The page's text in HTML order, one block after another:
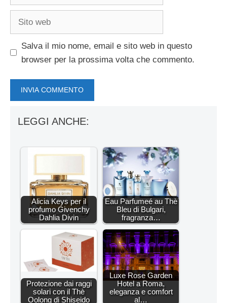
Salva il mio nome, email e sito web in questo
browser per la prossima volta che commento.
LEGGI ANCHE:
Alicia Keys per il
profumo Givenchy
Dahlia Divin
Eau Parfumeé au Thè
Bleu di Bulgari,
fragranza…
Protezione dai raggi
solari con il Thè
Oolong di Shiseido
Luxe Rose Garden
Hotel a Roma,
eleganza e comfort
al…